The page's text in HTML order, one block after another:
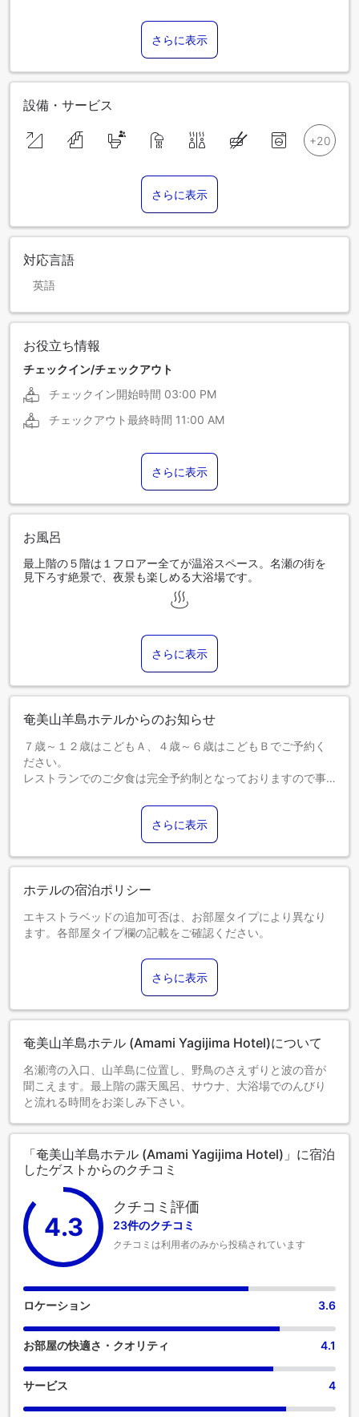
さらに表示
設備・サービス
さらに表示
対応言語
英語
お役立ち情報
チェックイン/チェックアウト
チェックイン開始時間 03:00 PM
チェックアウト最終時間 11:00 AM
さらに表示
お風呂
最上階の５階は１フロアー全てが温浴スペース。名瀬の街を
見下ろす絶景で、夜景も楽しめる大浴場です。
さらに表示
奄美山羊島ホテルからのお知らせ
７歳～１２歳はこどもＡ、４歳～６歳はこどもＢでご予約く
ださい。
レストランでのご夕食は完全予約制となっておりますので事
ざいますので予めご了承ください。
さらに表示
ホテルの宿泊ポリシー
エキストラベッドの追加可否は、お部屋タイプにより異なり
ます。各部屋タイプ欄の記載をご確認ください。
さらに表示
奄美山羊島ホテル (Amami Yagijima Hotel)について
名瀬湾の入口、山羊島に位置し、野鳥のさえずりと波の音が
聞こえます。最上階の露天風呂、サウナ、大浴場でのんびり
と流れる時間をお楽しみ下さい。
「奄美山羊島ホテル (Amami Yagijima Hotel)」に宿泊
したゲストからのクチコミ
4.3
クチコミ評価
23件のクチコミ
クチコミは利用者のみから投稿されています
ロケーション 3.6
お部屋の快適さ・クオリティ 4.1
サービス 4